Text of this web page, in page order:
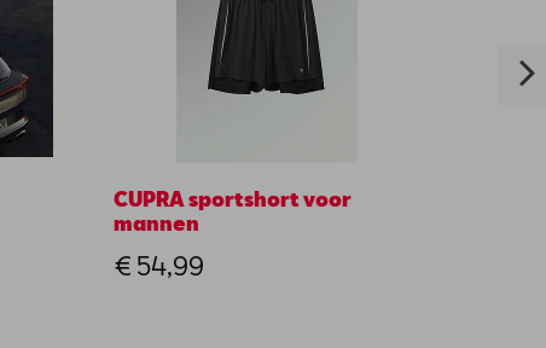
CUPRA sportshort voor
mannen
€ 54,99